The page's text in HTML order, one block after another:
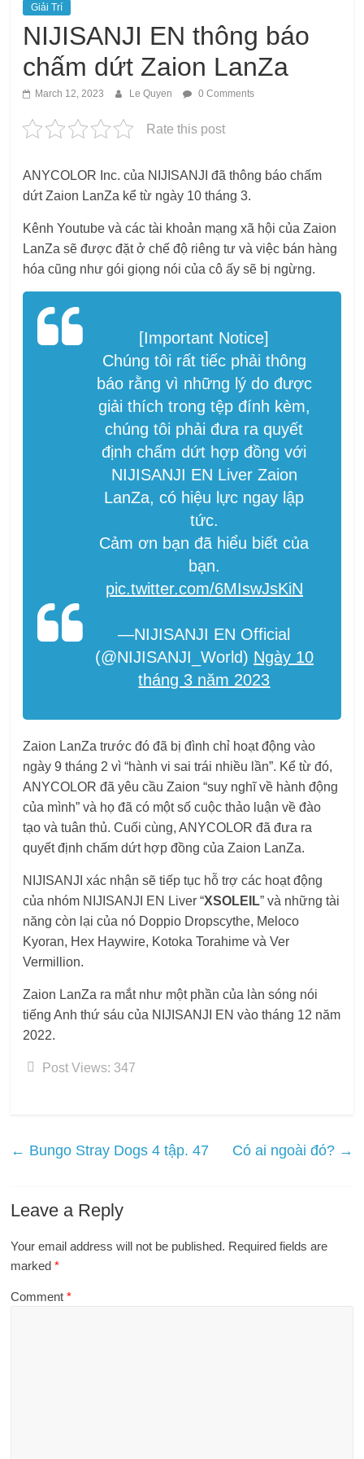
Giải Trí
NIJISANJI EN thông báo
chấm dứt Zaion LanZa
March 12, 2023 Le Quyen 0 Comments
Rate this post
ANYCOLOR Inc. của NIJISANJI đã thông báo chấm
dứt Zaion LanZa kể từ ngày 10 tháng 3.
Kênh Youtube và các tài khoản mạng xã hội của Zaion
LanZa sẽ được đặt ở chế độ riêng tư và việc bán hàng
hóa cũng như gói giọng nói của cô ấy sẽ bị ngừng.
[Important Notice]
Chúng tôi rất tiếc phải thông
báo rằng vì những lý do được
giải thích trong tệp đính kèm,
chúng tôi phải đưa ra quyết
định chấm dứt hợp đồng với
NIJISANJI EN Liver Zaion
LanZa, có hiệu lực ngay lập
tức.
Cảm ơn bạn đã hiểu biết của
bạn.
pic.twitter.com/6MIswJsKiN
—NIJISANJI EN Official
(@NIJISANJI_World) Ngày 10
tháng 3 năm 2023
Zaion LanZa trước đó đã bị đình chỉ hoạt động vào
ngày 9 tháng 2 vì “hành vi sai trái nhiều lần”. Kể từ đó,
ANYCOLOR đã yêu cầu Zaion “suy nghĩ về hành động
của mình” và họ đã có một số cuộc thảo luận về đào
tạo và tuân thủ. Cuối cùng, ANYCOLOR đã đưa ra
quyết định chấm dứt hợp đồng của Zaion LanZa.
NIJISANJI xác nhận sẽ tiếp tục hỗ trợ các hoạt động
của nhóm NIJISANJI EN Liver “XSOLEIL” và những tài
năng còn lại của nó Doppio Dropscythe, Meloco
Kyoran, Hex Haywire, Kotoka Torahime và Ver
Vermillion.
Zaion LanZa ra mắt như một phần của làn sóng nói
tiếng Anh thứ sáu của NIJISANJI EN vào tháng 12 năm
2022.
Post Views: 347
← Bungo Stray Dogs 4 tập. 47 Có ai ngoài đó? →
Leave a Reply
Your email address will not be published. Required fields are
marked*
Comment*